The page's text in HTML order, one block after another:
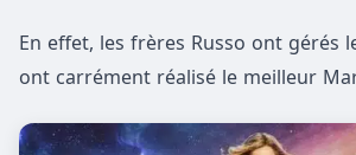
En effet, les frères Russo ont gérés
ont carrément réalisé le meilleur